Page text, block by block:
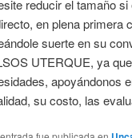
reducir el tamaño
en plena primera
suerte en su
UTERQUE, ya
apoyándonos
su costo, las